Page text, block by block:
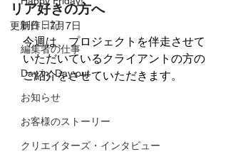
制作日記
編集者の仕事
Day in, Day out
お知らせ
お客様のストーリー
クリエイターズ・インタビュー
リア好きの方へ
更新日：7月7日
今週は、プロジェクトを伴走させて
いただいているクライアントの方の
ご紹介をさせていただきます。